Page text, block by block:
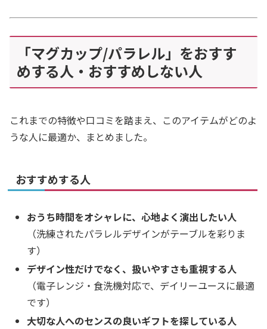
「マグカップ/パラレル」をおすす
めする人・おすすめしない人
これまでの特徴や口コミを踏まえ、このアイテムがどのよ
うな人に最適か、まとめました。
おすすめする人
おうち時間をオシャレに、心地よく演出したい人
（洗練されたパラレルデザインがテーブルを彩りま
す）
デザイン性だけでなく、扱いやすさも重視する人
（電子レンジ・食洗機対応で、デイリーユースに最適
です）
大切な人へのセンスの良いギフトを探している人